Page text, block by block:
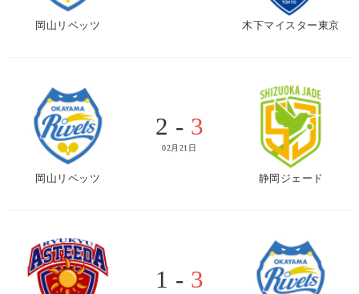
岡山リベッツ 木下マイスター東京
岡山リベッツ
2 - 3
02月21日
静岡ジェード
1 - 3